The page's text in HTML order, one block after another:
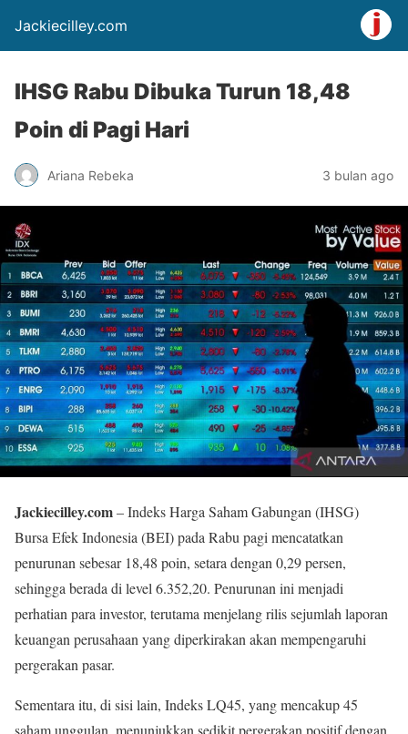
Jackiecilley.com
IHSG Rabu Dibuka Turun 18,48
Poin di Pagi Hari
Ariana Rebeka 3 bulan ago
Jackiecilley.com– Indeks Harga Saham Gabungan (IHSG)
Bursa Efek Indonesia (BEI) pada Rabu pagi mencatatkan
penurunan sebesar 18,48 poin, setara dengan 0,29 persen,
sehingga berada di level 6.352,20. Penurunan ini menjadi
perhatian para investor, terutama menjelang rilis sejumlah laporan
keuangan perusahaan yang diperkirakan akan mempengaruhi
pergerakan pasar.
Sementara itu, di sisi lain, Indeks LQ45, yang mencakup 45